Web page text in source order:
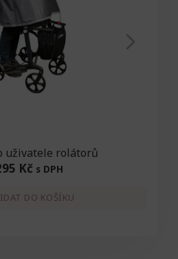
uživatele rolátorů
Kč s DPH
DO KOŠÍKU